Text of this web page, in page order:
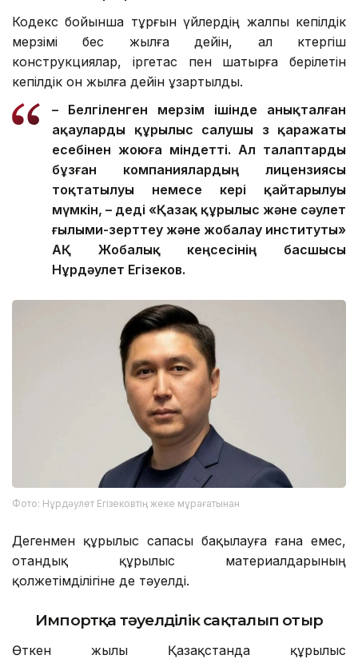
Кодекс бойынша тұрғын үйлердің жалпы кепілдік
мерзімі бес жылға дейін, ал көтергіш
конструкциялар, іргетас пен шатырға берілетін
кепілдік он жылға дейін ұзартылды.
– Белгіленген мерзім ішінде анықталған
ақауларды құрылыс салушы өз қаражаты
есебінен жоюға міндетті. Ал талаптарды
бұзған компаниялардың лицензиясы
тоқтатылуы немесе кері қайтарылуы
мүмкін, – деді «Қазақ құрылыс және сәулет
ғылыми-зерттеу және жобалау институты»
АҚ Жобалық кеңсесінің басшысы
Нұрдәулет Егізеков.
Фото: Нұрдәулет Егізековтің жеке мұрағатынан
Дегенмен құрылыс сапасы бақылауға ғана емес,
отандық құрылыс материалдарының
қолжетімділігіне де тәуелді.
Импортқа тәуелділік сақталып отыр
Өткен жылы Қазақстанда құрылыс